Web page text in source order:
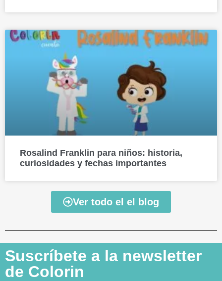
Rosalind Franklin para niños: historia,
curiosidades y fechas importantes
Ver todo el el blog
Suscríbete a la newsletter
de Colorin